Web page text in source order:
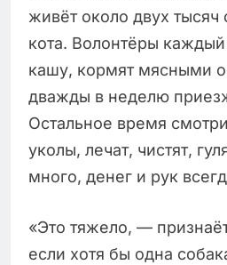
живёт около двух тысяч
кота. Волонтёры
кашу, кормят мясными
дважды в неделю
Остальное время
уколы, лечат, чистят,
много, денег и рук
«Это тяжело, —
если хотя бы одна